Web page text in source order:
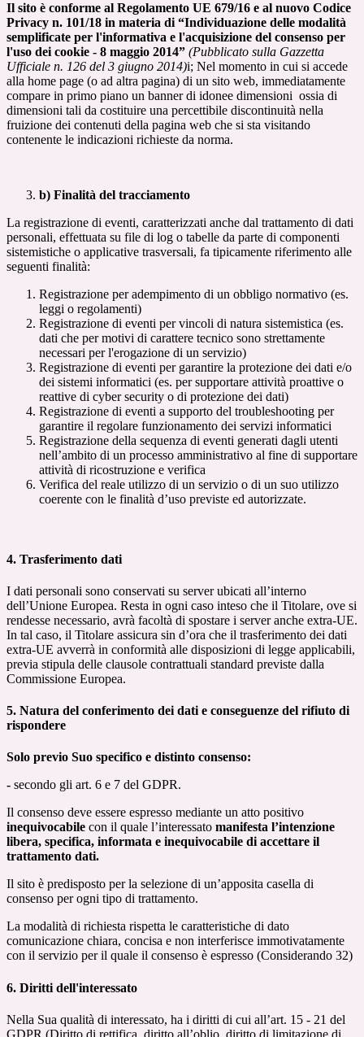
Il sito è conforme al Regolamento UE 679/16 e al nuovo Codice
Privacy n. 101/18 in materia di “Individuazione delle modalità
semplificate per l'informativa e l'acquisizione del consenso per
l'uso dei cookie - 8 maggio 2014” (Pubblicato sulla Gazzetta
Ufficiale n. 126 del 3 giugno 2014)i; Nel momento in cui si accede
alla home page (o ad altra pagina) di un sito web, immediatamente
compare in primo piano un banner di idonee dimensioni ossia di
dimensioni tali da costituire una percettibile discontinuità nella
fruizione dei contenuti della pagina web che si sta visitando
contenente le indicazioni richieste da norma.
b) Finalità del tracciamento
La registrazione di eventi, caratterizzati anche dal trattamento di dati
personali, effettuata su file di log o tabelle da parte di componenti
sistemistiche o applicative trasversali, fa tipicamente riferimento alle
seguenti finalità:
Registrazione per adempimento di un obbligo normativo (es.
leggi o regolamenti)
Registrazione di eventi per vincoli di natura sistemistica (es.
dati che per motivi di carattere tecnico sono strettamente
necessari per l'erogazione di un servizio)
Registrazione di eventi per garantire la protezione dei dati e/o
dei sistemi informatici (es. per supportare attività proattive o
reattive di cyber security o di protezione dei dati)
Registrazione di eventi a supporto del troubleshooting per
garantire il regolare funzionamento dei servizi informatici
Registrazione della sequenza di eventi generati dagli utenti
nell’ambito di un processo amministrativo al fine di supportare
attività di ricostruzione e verifica
Verifica del reale utilizzo di un servizio o di un suo utilizzo
coerente con le finalità d’uso previste ed autorizzate.
4. Trasferimento dati
I dati personali sono conservati su server ubicati all’interno
dell’Unione Europea. Resta in ogni caso inteso che il Titolare, ove si
rendesse necessario, avrà facoltà di spostare i server anche extra-UE.
In tal caso, il Titolare assicura sin d’ora che il trasferimento dei dati
extra-UE avverrà in conformità alle disposizioni di legge applicabili,
previa stipula delle clausole contrattuali standard previste dalla
Commissione Europea.
5. Natura del conferimento dei dati e conseguenze del rifiuto di
rispondere
Solo previo Suo specifico e distinto consenso:
- secondo gli art. 6 e 7 del GDPR.
Il consenso deve essere espresso mediante un atto positivo
inequivocabile con il quale l’interessato manifesta l’intenzione
libera, specifica, informata e inequivocabile di accettare il
trattamento dati.
Il sito è predisposto per la selezione di un’apposita casella di
consenso per ogni tipo di trattamento.
La modalità di richiesta rispetta le caratteristiche di dato
comunicazione chiara, concisa e non interferisce immotivatamente
con il servizio per il quale il consenso è espresso (Considerando 32)
6. Diritti dell'interessato
Nella Sua qualità di interessato, ha i diritti di cui all’art. 15 - 21 del
GDPR (Diritto di rettifica, diritto all’oblio, diritto di limitazione di